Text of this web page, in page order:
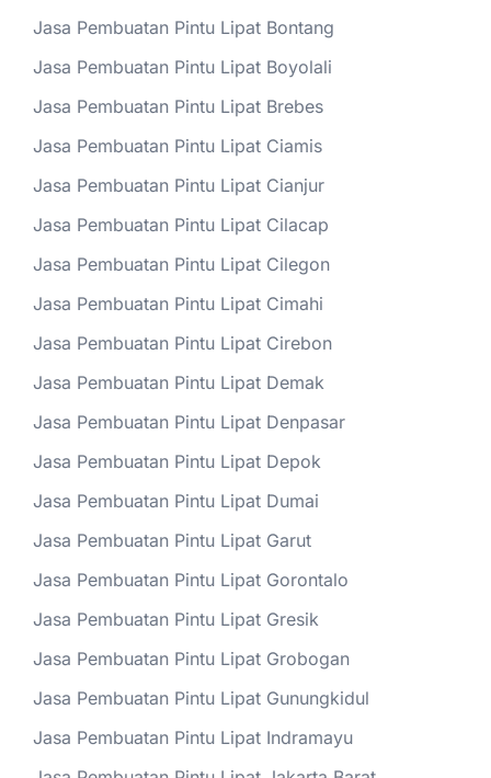
Jasa Pembuatan Pintu Lipat Bontang
Jasa Pembuatan Pintu Lipat Boyolali
Jasa Pembuatan Pintu Lipat Brebes
Jasa Pembuatan Pintu Lipat Ciamis
Jasa Pembuatan Pintu Lipat Cianjur
Jasa Pembuatan Pintu Lipat Cilacap
Jasa Pembuatan Pintu Lipat Cilegon
Jasa Pembuatan Pintu Lipat Cimahi
Jasa Pembuatan Pintu Lipat Cirebon
Jasa Pembuatan Pintu Lipat Demak
Jasa Pembuatan Pintu Lipat Denpasar
Jasa Pembuatan Pintu Lipat Depok
Jasa Pembuatan Pintu Lipat Dumai
Jasa Pembuatan Pintu Lipat Garut
Jasa Pembuatan Pintu Lipat Gorontalo
Jasa Pembuatan Pintu Lipat Gresik
Jasa Pembuatan Pintu Lipat Grobogan
Jasa Pembuatan Pintu Lipat Gunungkidul
Jasa Pembuatan Pintu Lipat Indramayu